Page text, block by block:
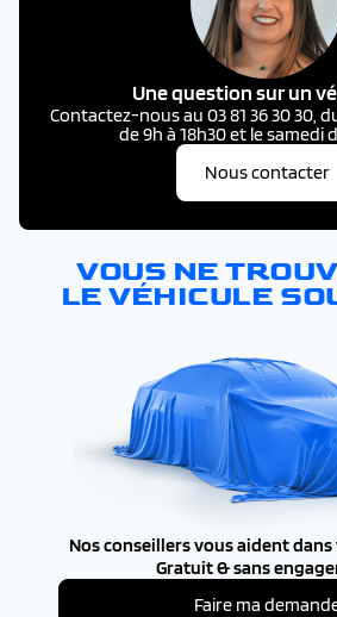
Une question sur un
Contactez-nous au 03 81 36 30 30,
de 9h à 18h30 et le samedi
Nous contacter
VOUS NE
LE VÉHICULE
Nos conseillers vous aident
Gratuit & sans
Faire ma